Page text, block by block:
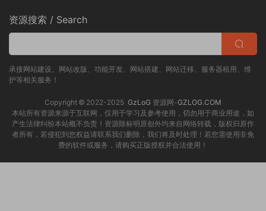
资源搜索 / Search
承接网站建设、网站改版、功能开发、网站搭建、网站迁移、服务器租用、维
护等相关服务！
Copyright © 2022-2025 GzLoG 资源网-GZLOG.COM
本站所有资源来源于互联网，仅用于学习及参考使用，切勿用于商业用途，如
产生法律纠纷本站概不负责！资源除标明原创外均来自网络转载，版权归原作
者所有，若侵犯到您权益请联系我们删除，我们将及时处理！若您需使用非免
费的软件或服务，请购买正版授权并合法使用！